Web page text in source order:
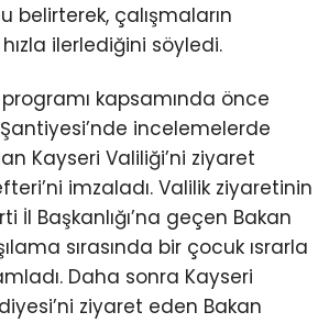
belirterek, çalışmaların
ilerlediğini söyledi.
kapsamında önce
Şantiyesi’nde incelemelerde
Kayseri Valiliği’ni ziyaret
imzaladı. Valilik ziyaretinin
İl Başkanlığı’na geçen Bakan
sırasında bir çocuk ısrarla
Daha sonra Kayseri
ziyaret eden Bakan